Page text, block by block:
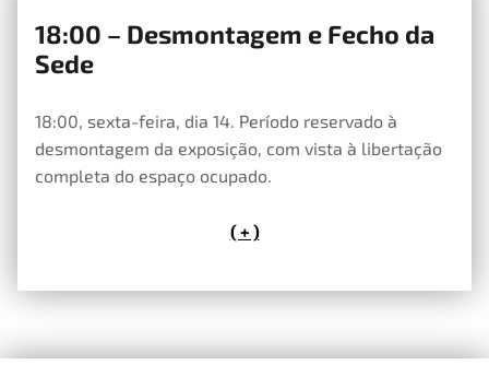
18:00 – Desmontagem e Fecho da
Sede
18:00, sexta-feira, dia 14. Período reservado à
desmontagem da exposição, com vista à libertação
completa do espaço ocupado.
( + )
23 de Maio, 2023